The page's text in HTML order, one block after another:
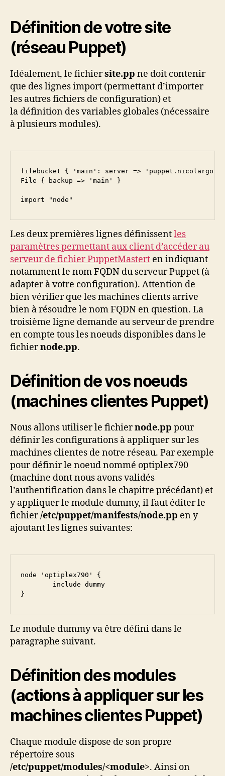
Définition de votre site
(réseau Puppet)
Idéalement, le fichiersite.pp ne doit contenir
que des lignes import (permettant d’importer
les autres fichiers de configuration) et
la définition des variables globales (nécessaire
à plusieurs modules).
filebucket { 'main': server =>
File { backup => 'main' }
import "node"
Les deux premières lignes définissentles
paramètres permettant aux client d’accéder au
serveur de fichier PuppetMastert en indiquant
notamment le nom FQDN du serveur Puppet (à
adapter à votre configuration). Attention de
bien vérifier que les machines clients arrive
bien à résoudre le nom FQDN en question. La
troisième ligne demande au serveur de prendre
en compte tous les noeuds disponibles dans le
fichiernode.pp.
Définition de vos noeuds
(machines clientes Puppet)
Nous allons utiliser le fichiernode.pp pour
définir les configurations à appliquer sur les
machines clientes de notre réseau. Par exemple
pour définir le noeud nommé optiplex790
(machine dont nous avons validés
l’authentification dans le chapitre précédant) et
y appliquer le module dummy, il faut éditer le
fichier/etc/puppet/manifests/node.pp en y
ajoutant les lignes suivantes:
node 'optiplex790' {
}
Le module dummy va être défini dans le
paragraphe suivant.
Définition des modules
(actions à appliquer sur les
machines clientes Puppet)
Chaque module dispose de son propre
répertoire sous
/etc/puppet/modules/<module>. Ainsi on